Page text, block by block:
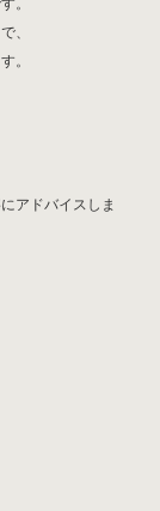
。
、
。
アドバイスしま